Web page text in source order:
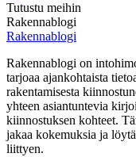
Tutustu meihin
Rakennablogi
Rakennablogi
Rakennablogi on
tarjoaa ajankohtaista
rakentamisesta
yhteen asiantuntevia
kiinnostuksen kohteet.
jakaa kokemuksia ja
liittyen.